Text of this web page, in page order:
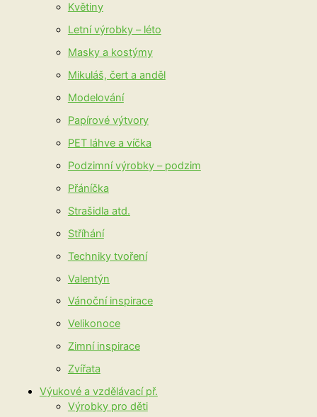
Květiny
Letní výrobky – léto
Masky a kostýmy
Mikuláš, čert a anděl
Modelování
Papírové výtvory
PET láhve a víčka
Podzimní výrobky – podzim
Přáníčka
Strašidla atd.
Stříhání
Techniky tvoření
Valentýn
Vánoční inspirace
Velikonoce
Zimní inspirace
Zvířata
Výukové a vzdělávací př.
Výrobky pro děti